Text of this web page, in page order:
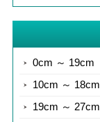
0cm ～ 19cm
10cm ～ 18cm
19cm ～ 27cm